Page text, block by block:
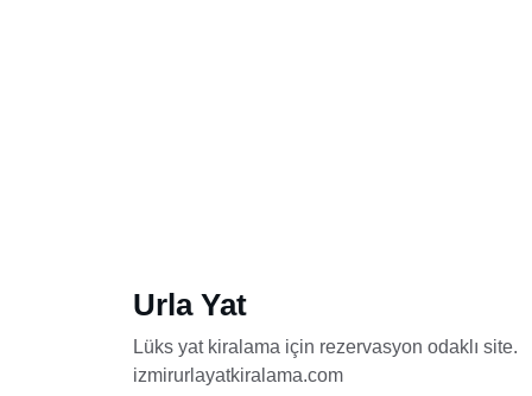
Urla Yat
Lüks yat kiralama için rezervasyon odaklı site.
izmirurlayatkiralama.com